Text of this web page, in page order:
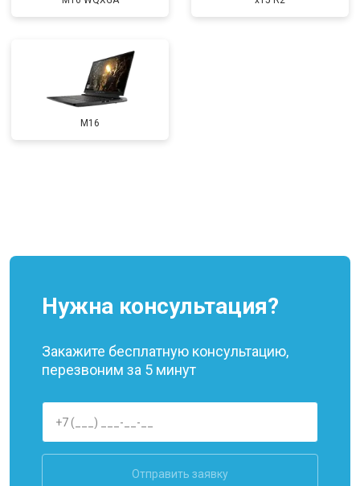
M16
Нужна консультация?
Закажите бесплатную консультацию,
перезвоним за 5 минут
Отправить заявку